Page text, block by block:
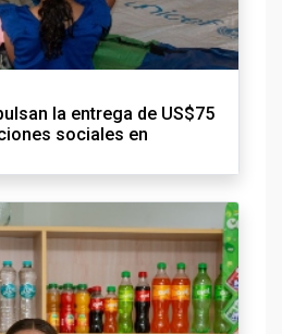
la entrega de US$75
sociales en